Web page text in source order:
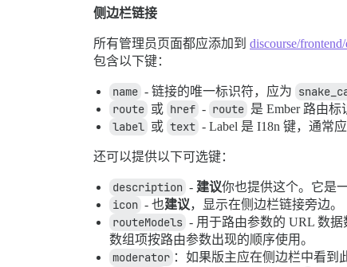
侧边栏链接
所有管理员页面都应添加到 discourse/
包含以下键：
name - 链接的唯一标识符，应为
route 或 href - route 是 Ember 路由标
label 或 text - Label 是 I18n 键，通常
还可以提供以下可选键：
description - 建议你也提供这个。它是
icon - 也建议，显示在侧边栏链接旁边。
routeModels - 用于路由参数的 URL 数据
数组项按路由参数出现的顺序使用。
moderator ：如果版主应在侧边栏中看到